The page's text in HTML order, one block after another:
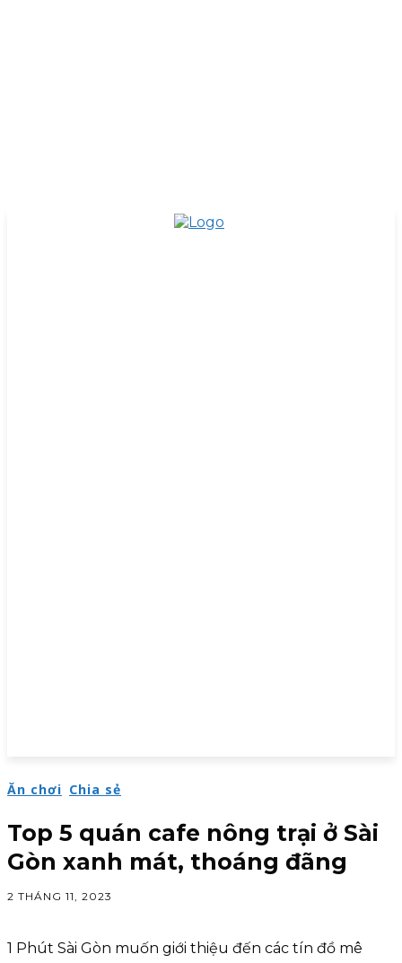
Ăn chơi Chia sẻ
Top 5 quán cafe nông trại ở Sài
Gòn xanh mát, thoáng đãng
2 THÁNG 11, 2023
1 Phút Sài Gòn muốn giới thiệu đến các tín đồ mê